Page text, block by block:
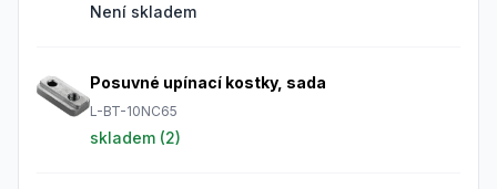
Není skladem
Posuvné upínací kostky, sada
L-BT-10NC65
skladem (2)